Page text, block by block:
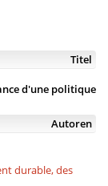
Titel
d'une politique
Autoren
durable, des